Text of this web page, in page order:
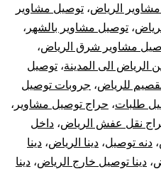
الرياض، توصيل مشاوير
، توصيل مشاوير بالشهر ،
مشاوير شرق الرياض،
الرياض الى المدينة، توصيل
للرياض، جروبات توصيل
طلبات، حراج توصيل مشاوير ،
نقل عفش الرياض، داخل
، دنه توصيل، دينا الرياض، دينا
، دينا توصيل خارج الرياض، دينا